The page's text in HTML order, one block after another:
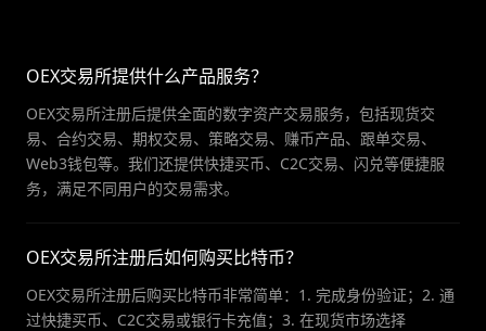
OEX交易所提供什么产品服务？
OEX交易所注册后提供全面的数字资产交易服务，包括现货交
易、合约交易、期权交易、策略交易、赚币产品、跟单交易、
Web3钱包等。我们还提供快捷买币、C2C交易、闪兑等便捷服
务，满足不同用户的交易需求。
OEX交易所注册后如何购买比特币？
OEX交易所注册后购买比特币非常简单：1. 完成身份验证；2. 通
过快捷买币、C2C交易或银行卡充值；3. 在现货市场选择